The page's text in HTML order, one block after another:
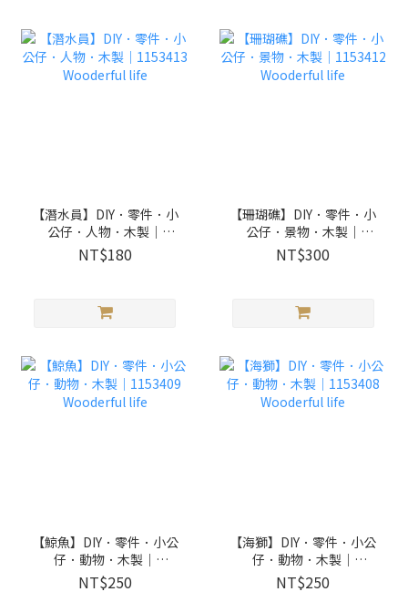
【潛水員】DIY．零件．小
公仔．人物．木製｜
1153413 Wooderful life
NT$180
【珊瑚礁】DIY．零件．小
公仔．景物．木製｜
1153412 Wooderful life
NT$300
【鯨魚】DIY．零件．小公
仔．動物．木製｜
1153409 Wooderful life
NT$250
【海獅】DIY．零件．小公
仔．動物．木製｜
1153408 Wooderful life
NT$250